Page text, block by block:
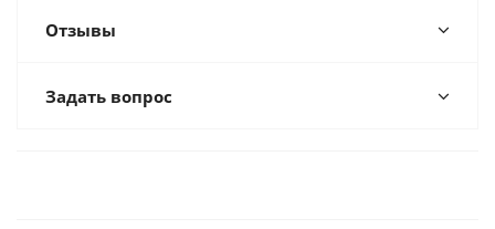
Отзывы
Задать вопрос